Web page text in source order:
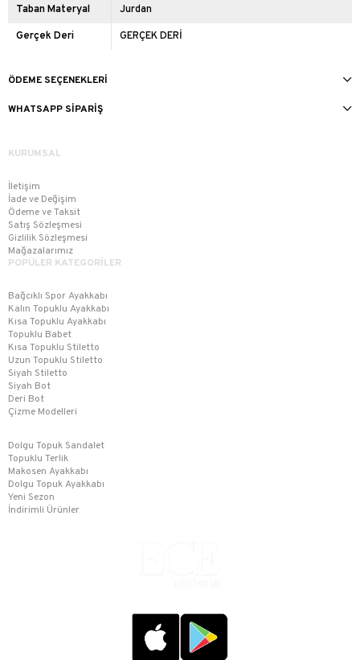
Taban Materyal Jurdan
Gerçek Deri GERÇEK DERİ
ÖDEME SEÇENEKLERI
WHATSAPP SIPARIŞ
KURUMSAL
İletişim
İade ve Değişim
Ödeme ve Taksit
Satış Sözleşmesi
Gizlilik Sözleşmesi
Mağazalarımız
POPÜLER KATEGORİLER
Bağcıklı Spor Ayakkabı
Kalın Topuklu Ayakkabı
Kısa Topuklu Ayakkabı
Topuklu Babet
Kısa Topuklu Stiletto
Uzun Topuklu Stiletto
Siyah Stiletto
Siyah Bot
Deri Bot
Çizme Modelleri
Dolgu Topuk Sandalet
Topuklu Terlik
Makosen Ayakkabı
Dolgu Topuk Ayakkabı
Yeni Sezon
İndirimli Ürünler